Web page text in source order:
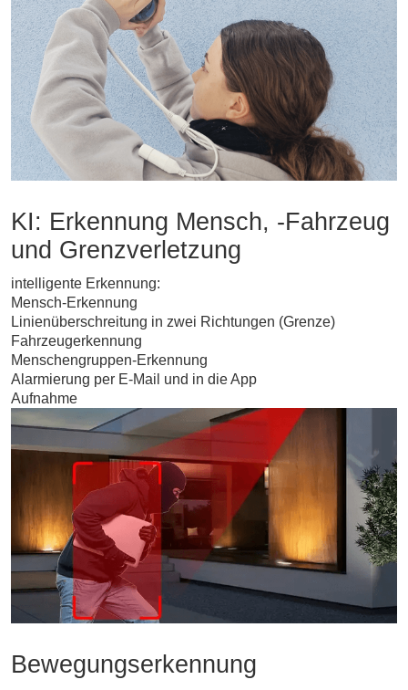
KI: Erkennung Mensch, -Fahrzeug
und Grenzverletzung
intelligente Erkennung:
Mensch-Erkennung
Linienüberschreitung in zwei Richtungen (Grenze)
Fahrzeugerkennung
Menschengruppen-Erkennung
Alarmierung per E-Mail und in die App
Aufnahme
Bewegungserkennung